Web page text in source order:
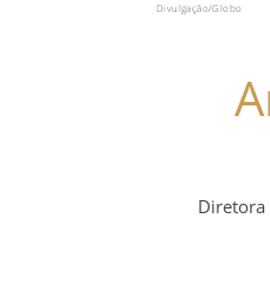
Divulgação/Globo